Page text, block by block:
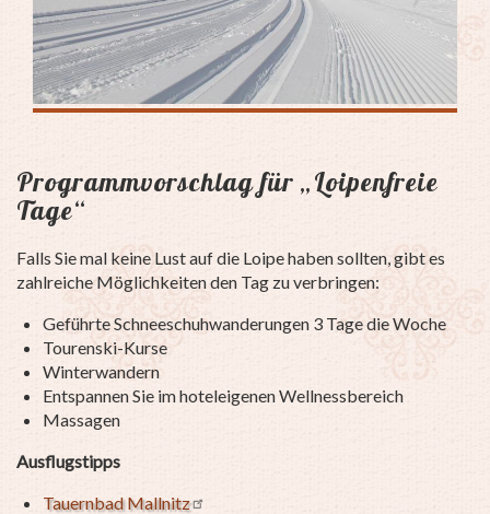
Programmvorschlag für „Loipenfreie
Tage“
Falls Sie mal keine Lust auf die Loipe haben sollten, gibt es
zahlreiche Möglichkeiten den Tag zu verbringen:
Geführte Schneeschuhwanderungen 3 Tage die Woche
Tourenski-Kurse
Winterwandern
Entspannen Sie im hoteleigenen Wellnessbereich
Massagen
Ausflugstipps
Tauernbad Mallnitz